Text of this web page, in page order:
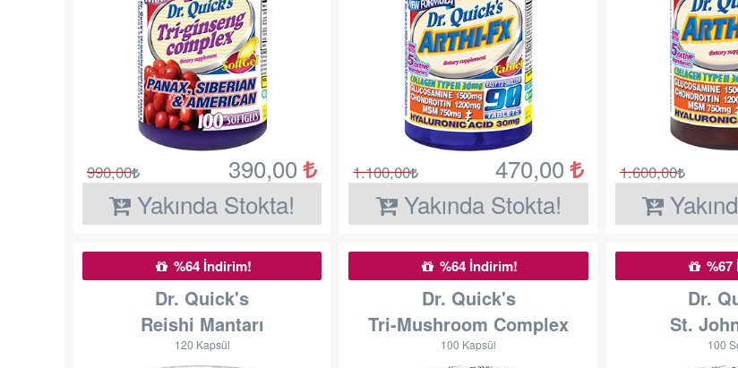
990,00
390,00
Yakında Stokta!
1.100,00
470,00
Yakında Stokta!
1.600,00
%64 İndirim!
Dr. Quick's
Reishi Mantarı
120 Kapsül
%64 İndirim!
Dr. Quick's
Tri-Mushroom Complex
100 Kapsül
Dr.
St.
100